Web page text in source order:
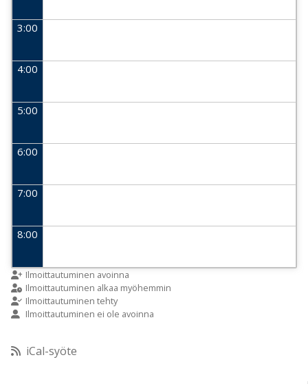
3:00
4:00
5:00
6:00
7:00
8:00
9:00
10:00
11:00
Ilmoittautuminen avoinna
Ilmoittautuminen alkaa myöhemmin
Ilmoittautuminen tehty
Ilmoittautuminen ei ole avoinna
iCal-syöte